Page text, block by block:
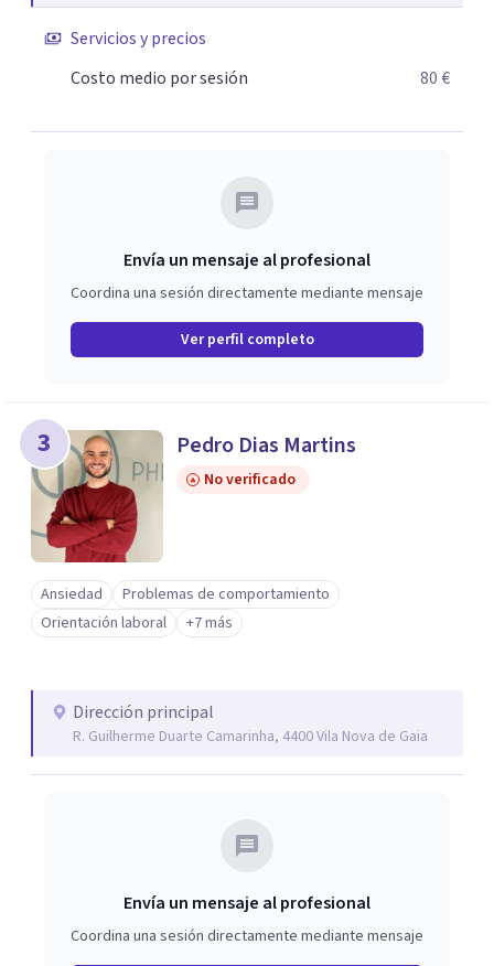
Servicios y precios
Costo medio por sesión
80 €
Envía un mensaje al profesional
Coordina una sesión directamente mediante mensaje
Ver perfil completo
3 Pedro Dias Martins
No verificado
Ansiedad
Problemas de comportamiento
Orientación laboral
+7 más
Dirección principal
R. Guilherme Duarte Camarinha, 4400 Vila Nova de Gaia
Envía un mensaje al profesional
Coordina una sesión directamente mediante mensaje